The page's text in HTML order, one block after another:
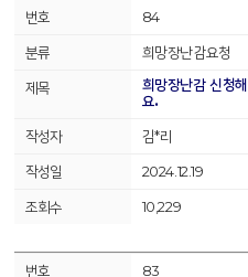
84
희망장난감요청
희망장난감 신청해
요.
김*리
2024.12.19
10,229
83